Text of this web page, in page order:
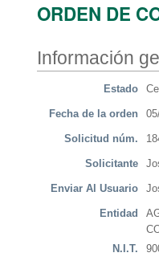
ORDEN DE
Información
Estado
Fecha de la orden
Solicitud núm.
Solicitante
Enviar Al Usuario
Entidad
N.I.T.